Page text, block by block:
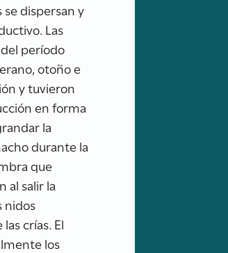
dispersan y
Las
período
otoño e
y tuvieron
en forma
la
durante la
que
al salir la
nidos
crías. El
los